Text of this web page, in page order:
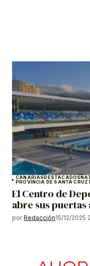
CANARIASDESTACADOS
PROVINCIA DE SANTA CRUZ
El Centro de
abre sus
por Redacción15/12/2025